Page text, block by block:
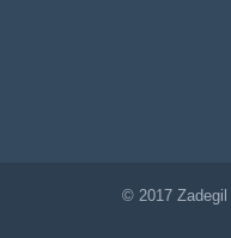
© 2017 Zadegil